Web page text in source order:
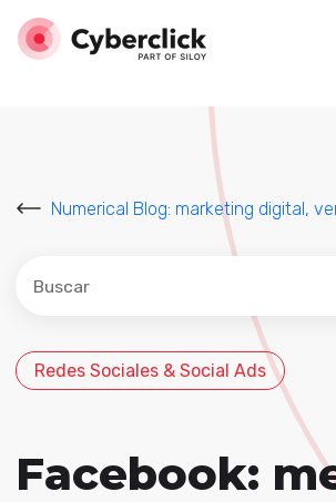
Numerical Blog: marketing digital,
Este es un campo de búsqueda
No hay sugerencias porque el
Redes Sociales & Social Ads
Facebook: